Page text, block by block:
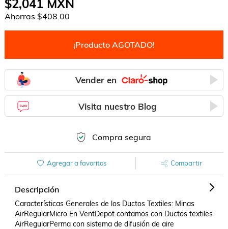
$2,041MXN
Ahorras $408.00
¡Producto AGOTADO!
Vender en
Visita nuestro Blog
Compra segura
Agregar a favoritos Compartir
Descripción
Características Generales de los Ductos Textiles: Minas
AirRegularMicro En VentDepot contamos con Ductos textiles
AirRegularPerma con sistema de difusión de aire